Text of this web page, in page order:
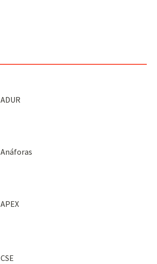
ADUR
Anáforas
APEX
CSE